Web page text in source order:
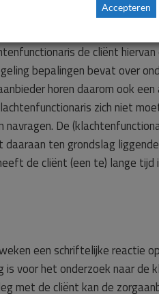
de zorgaanbieder geen
met de cliënt
de cliënt
bepalingen bevat over
horen daarom ook
zich niet
De
ten grondslag
de cliënt (een te) lange
een schriftelijke reactie
voor het onderzoek naar de
met de cliënt kan de
Accepteren